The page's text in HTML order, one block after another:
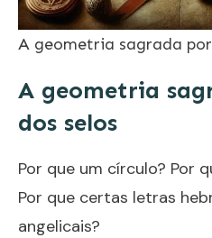
A geometria sagrada
A geometria
dos selos
Por que um círculo? Por
Por que certas letras
angelicais?